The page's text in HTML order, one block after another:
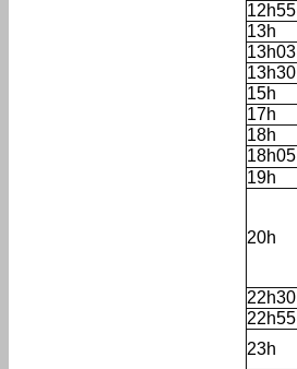
12h55
13h
13h03
13h30
15h
17h
18h
18h05
19h
20h
22h30
22h55
23h